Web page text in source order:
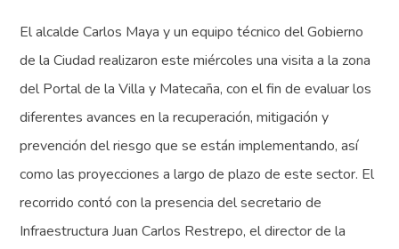
El alcalde Carlos Maya y un equipo técnico del Gobierno
de la Ciudad realizaron este miércoles una visita a la zona
del Portal de la Villa y Matecaña, con el fin de evaluar los
diferentes avances en la recuperación, mitigación y
prevención del riesgo que se están implementando, así
como las proyecciones a largo de plazo de este sector. El
recorrido contó con la presencia del secretario de
Infraestructura Juan Carlos Restrepo, el director de la